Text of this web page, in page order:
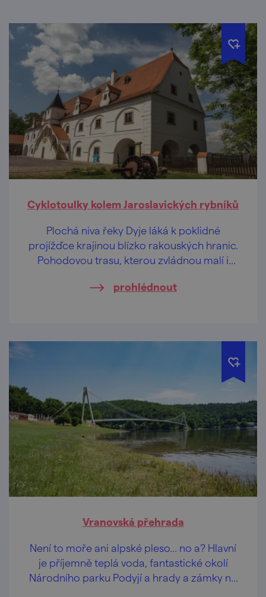
Cyklotoulky kolem Jaroslavických rybníků
Plochá niva řeky Dyje láká k poklidné
projížďce krajinou blízko rakouských hranic.
Pohodovou trasu, kterou zvládnou malí i
náměstí.
prohlédnout
Vranovská přehrada
Není to moře ani alpské pleso… no a? Hlavní
je příjemně teplá voda, fantastické okolí
Národního parku Podyjí a hrady a zámky na